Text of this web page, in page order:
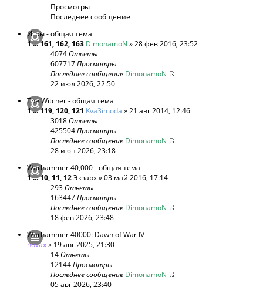
Просмотры
Последнее сообщение
Игры - общая тема
1...161, 162, 163 DimonamoN » 28 фев 2016, 23:52
4074Ответы
607717Просмотры
Последнее сообщение DimonamoN
22 июл 2026, 22:50
The Witcher - общая тема
1...119, 120, 121 Kva3imoda » 21 авг 2014, 12:46
3018Ответы
425504Просмотры
Последнее сообщение DimonamoN
28 июн 2026, 23:18
Warhammer 40,000 - общая тема
1...10, 11, 12Экзарх» 03 май 2016, 17:14
293Ответы
163447Просмотры
Последнее сообщение DimonamoN
18 фев 2026, 23:48
Warhammer 40000: Dawn of War IV
novax» 19 авг 2025, 21:30
14Ответы
12144Просмотры
Последнее сообщение DimonamoN
05 авг 2026, 23:40